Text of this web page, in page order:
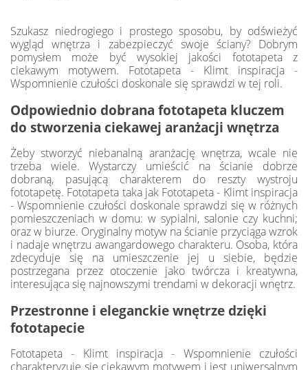
Szukasz niedrogiego i prostego sposobu, by odświeżyć
wygląd wnętrza i zabezpieczyć swoje ściany? Dobrym
pomysłem może być wysokiej jakości fototapeta z
ciekawym motywem. Fototapeta - Klimt inspiracja -
Wspomnienie czułości doskonale się sprawdzi w tej roli.
Odpowiednio dobrana fototapeta kluczem
do stworzenia ciekawej aranżacji wnętrza
Żeby stworzyć niebanalną aranżację wnętrza, wcale nie
trzeba wiele. Wystarczy umieścić na ścianie dobrze
dobraną, pasującą charakterem do reszty wystroju
fototapetę. Fototapeta taka jak Fototapeta - Klimt inspiracja
- Wspomnienie czułości doskonale sprawdzi się w różnych
pomieszczeniach w domu: w sypialni, salonie czy kuchni;
oraz w biurze. Oryginalny motyw na ścianie przyciąga wzrok
i nadaje wnętrzu awangardowego charakteru. Osoba, która
zdecyduje się na umieszczenie jej u siebie, będzie
postrzegana przez otoczenie jako twórcza i kreatywna,
interesująca się najnowszymi trendami w dekoracji wnętrz.
Przestronne i eleganckie wnętrze dzięki
fototapecie
Fototapeta - Klimt inspiracja - Wspomnienie czułości
charakteryzuje się ciekawym motywem i jest uniwersalnym